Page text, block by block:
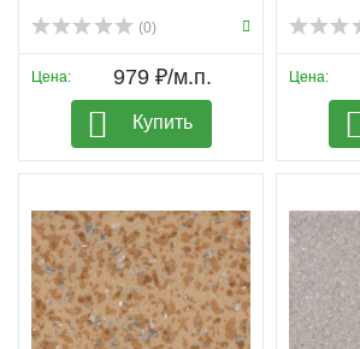
(0)
Цена: 979 ₽/м.п.
Купить
Цена: